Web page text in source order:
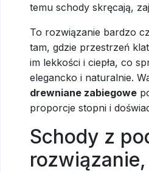
temu schody skręcają,
To rozwiązanie bardzo
tam, gdzie przestrzeń
im lekkości i ciepła, co
elegancko i naturalnie.
drewniane zabiegowe
proporcje stopni i
Schody z